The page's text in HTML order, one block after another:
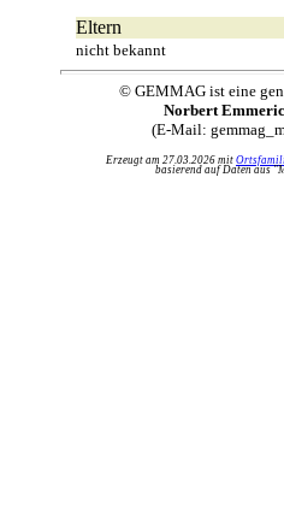
Eltern
nicht bekannt
© GEMMAG ist eine
Norbert
(E-Mail:
Erzeugt am 27.03.2026 mit
basierend auf Daten aus